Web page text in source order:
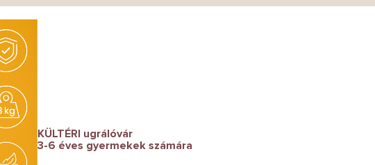
KÜLTÉRI ugrálóvár
3-6 éves gyermekek számára